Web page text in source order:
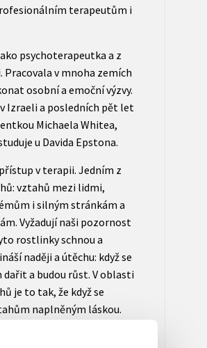
terapeutům i
psychoterapeutka a z
v mnoha zemích
osobní a emoční výzvy.
Izraeli a posledních pět let
Michaela Whitea,
u Davida Epstona.
v terapii. Jedním z
vztahů mezi lidmi,
i silným stránkám a
Vyžadují naši pozornost
rostlinky schnou a
naději a útěchu: když se
a budou růst. V oblasti
je to tak, že když se
naplněným láskou.